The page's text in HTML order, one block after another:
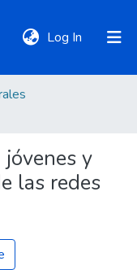
Log In (current)
y
las redes